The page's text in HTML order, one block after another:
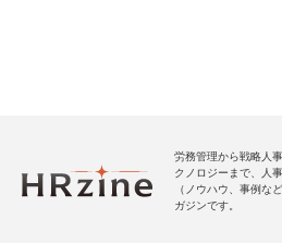
労務管理から戦略人
クノロジーまで、人
（ノウハウ、事例な
ガジンです。